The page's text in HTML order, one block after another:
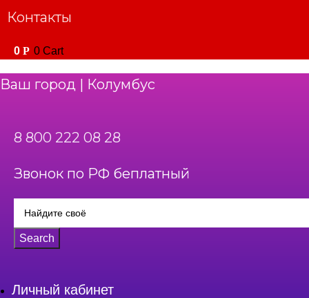
Контакты
0 Р 0 Cart
Ваш город | Колумбус
8 800 222 08 28
Звонок по РФ беплатный
Search
Личный кабинет